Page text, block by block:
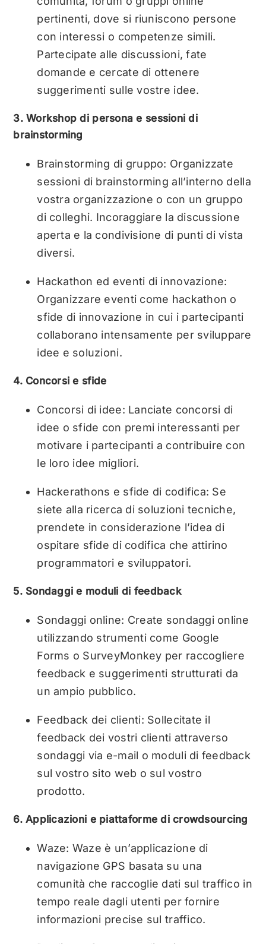
pertinenti, dove si riuniscono persone
con interessi o competenze simili.
Partecipate alle discussioni, fate
domande e cercate di ottenere
suggerimenti sulle vostre idee.
3. Workshop di persona e sessioni di
brainstorming
Brainstorming di gruppo: Organizzate
sessioni di brainstorming all’interno della
vostra organizzazione o con un gruppo
di colleghi. Incoraggiare la discussione
aperta e la condivisione di punti di vista
diversi.
Hackathon ed eventi di innovazione:
Organizzare eventi come hackathon o
sfide di innovazione in cui i partecipanti
collaborano intensamente per sviluppare
idee e soluzioni.
4. Concorsi e sfide
Concorsi di idee: Lanciate concorsi di
idee o sfide con premi interessanti per
motivare i partecipanti a contribuire con
le loro idee migliori.
Hackerathons e sfide di codifica: Se
siete alla ricerca di soluzioni tecniche,
prendete in considerazione l’idea di
ospitare sfide di codifica che attirino
programmatori e sviluppatori.
5. Sondaggi e moduli di feedback
Sondaggi online: Create sondaggi online
utilizzando strumenti come Google
Forms o SurveyMonkey per raccogliere
feedback e suggerimenti strutturati da
un ampio pubblico.
Feedback dei clienti: Sollecitate il
feedback dei vostri clienti attraverso
sondaggi via e-mail o moduli di feedback
sul vostro sito web o sul vostro
prodotto.
6. Applicazioni e piattaforme di crowdsourcing
Waze: Waze è un’applicazione di
navigazione GPS basata su una
comunità che raccoglie dati sul traffico in
tempo reale dagli utenti per fornire
informazioni precise sul traffico.